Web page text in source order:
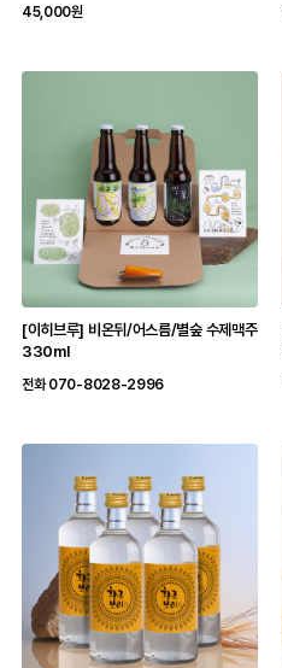
45,000원
[이히브루] 비온뒤/어스름/별숲 수제맥주
330ml
전화 070-8028-2996